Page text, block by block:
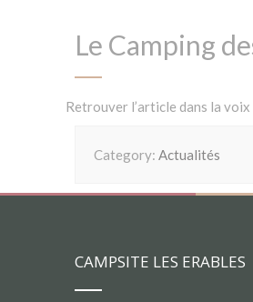
Le Camping
Retrouver l’article dans la voix
Category: Actualités
CAMPSITE LES ERABLES